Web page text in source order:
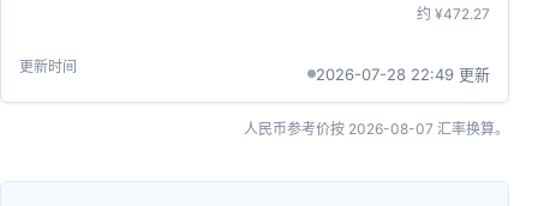
约 ¥472.27
2026-07-28 22:49 更新
人民币参考价按 2026-08-07 汇率换算。